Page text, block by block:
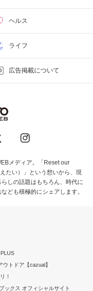
ヘルス
ライフ
広告掲載について
メディア。「Reset our
たい）」という想いから、現
しの話題はもちろん、時代に
ども積極的にシェアします。
ウトドア【cazual】
！
ックス オフィシャルサイト